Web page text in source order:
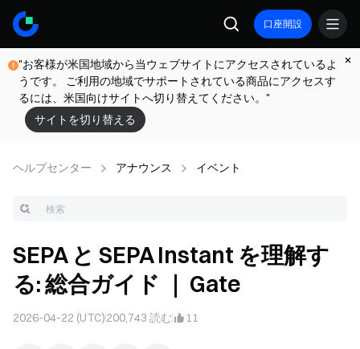
口座開設
"お客様が米国地域から当ウェブサイトにアクセスされているよ
うです。 ご利用の地域でサポートされている商品にアクセスす
るには、米国向けサイトへ切り替えてください。"
サイトを切り替える
ヘルプセンター アナウンス イベント
SEPA と SEPA Instant を理解す
る: 総合ガイド ｜ Gate
2026-04-22 (UTC)200,743 読む 11